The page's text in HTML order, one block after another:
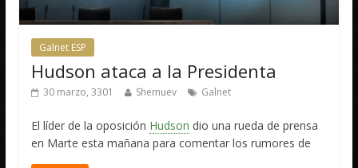
Galnet ESP
Hudson ataca a la Presidenta
30 marzo, 3301 Shemuev Galnet
El líder de la oposición Hudson dio una rueda de prensa
en Marte esta mañana para comentar los rumores de